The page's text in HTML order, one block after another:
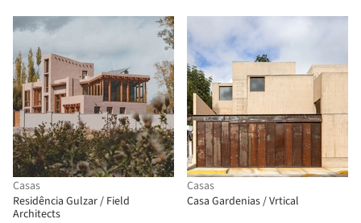
Casas
Residência Gulzar / Field
Architects
Casas
Casa Gardenias / Vrtical